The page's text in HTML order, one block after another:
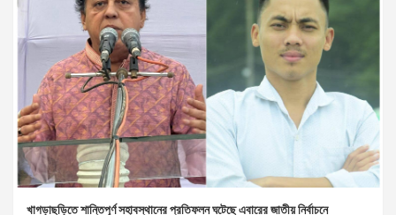
খাগড়াছড়িতে শান্তিপূর্ণ সহাবস্থানের প্রতিফলন ঘটেছে এবারের জাতীয় নির্বাচনে